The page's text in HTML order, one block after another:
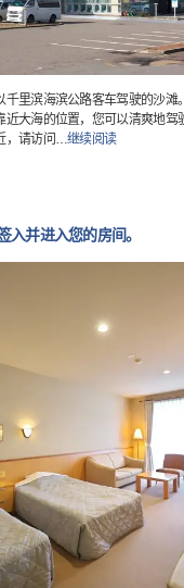
里滨海滨公路客车驾驶的沙滩。
大海的位置，您可以清爽地驾
，请访问 …继续阅读
入并进入您的房间。